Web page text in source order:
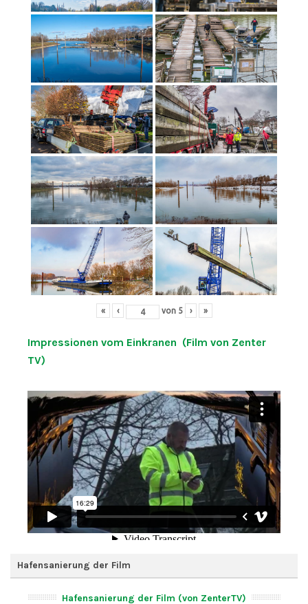
« ‹ von 5 › »
Impressionen vom Einkranen (Film von Zenter
TV)
Hafensanierung der Film
Hafensanierung der Film (von ZenterTV)